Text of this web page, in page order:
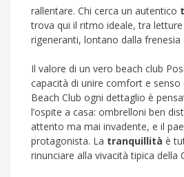
rallentare. Chi cerca un autentico
trova qui il ritmo ideale, tra letture
rigeneranti, lontano dalla
Il valore di un vero beach club
capacità di unire comfort e senso
Beach Club ogni dettaglio è
l’ospite a casa: ombrelloni ben
attento ma mai invadente, e il
protagonista. La tranquillità è
rinunciare alla vivacità tipica della